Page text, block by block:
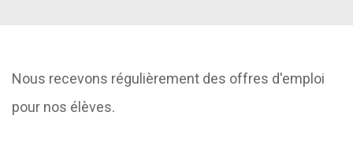
Nous recevons régulièrement des offres d'emploi
pour nos élèves.